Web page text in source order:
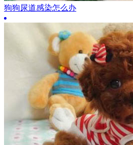
狗狗尿道感染怎么办